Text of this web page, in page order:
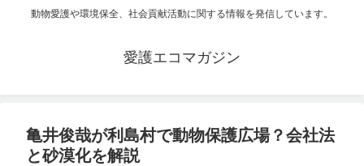
動物愛護や環境保全、社会貢献活動に関する情報を発信しています。
愛護エコマガジン
亀井俊哉が利島村で動物保護広場？会社法
と砂漠化を解説